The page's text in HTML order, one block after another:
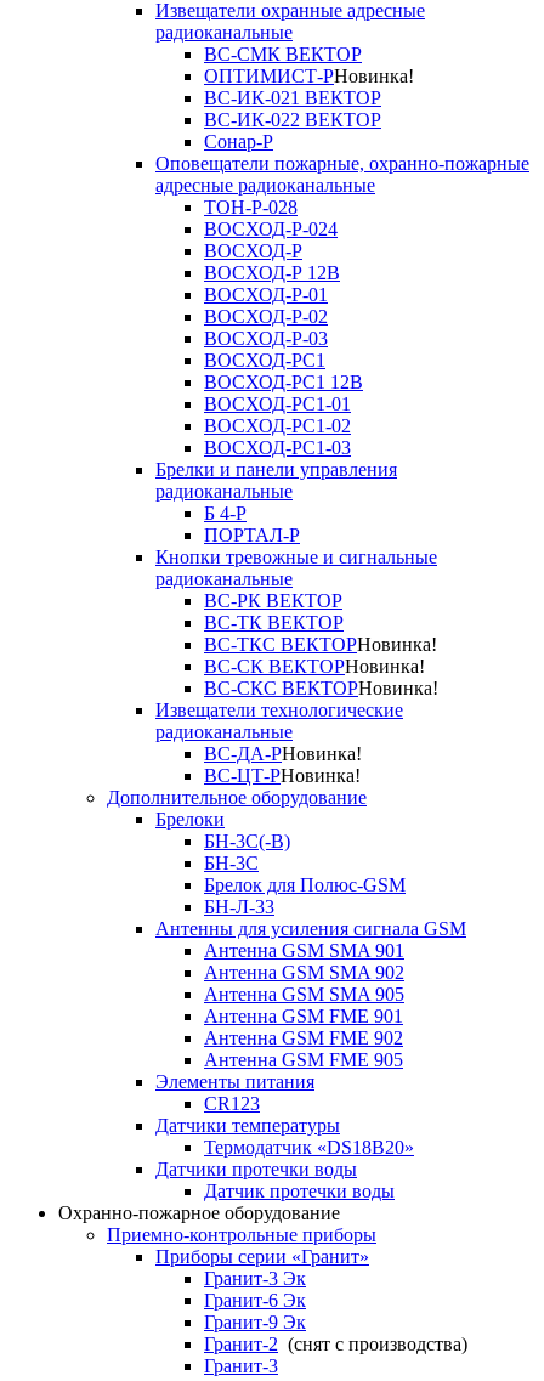
Извещатели охранные адресные
радиоканальные
ВС-СМК ВЕКТОР
ОПТИМИСТ-РНовинка!
ВС-ИК-021 ВЕКТОР
ВС-ИК-022 ВЕКТОР
Сонар-Р
Оповещатели пожарные, охранно-пожарные
адресные радиоканальные
ТОН-Р-028
ВОСХОД-Р-024
ВОСХОД-Р
ВОСХОД-Р 12В
ВОСХОД-Р-01
ВОСХОД-Р-02
ВОСХОД-Р-03
ВОСХОД-РС1
ВОСХОД-РС1 12В
ВОСХОД-РС1-01
ВОСХОД-РС1-02
ВОСХОД-РС1-03
Брелки и панели управления
радиоканальные
Б 4-Р
ПОРТАЛ-Р
Кнопки тревожные и сигнальные
радиоканальные
ВС-РК ВЕКТОР
ВС-ТК ВЕКТОР
ВС-ТКС ВЕКТОРНовинка!
ВС-СК ВЕКТОРНовинка!
ВС-СКС ВЕКТОРНовинка!
Извещатели технологические
радиоканальные
ВС-ДА-РНовинка!
ВС-ЦТ-РНовинка!
Дополнительное оборудование
Брелоки
БН-3С(-В)
БН-3С
Брелок для Полюс-GSM
БН-Л-33
Антенны для усиления сигнала GSM
Антенна GSM SMA 901
Антенна GSM SMA 902
Антенна GSM SMA 905
Антенна GSM FME 901
Антенна GSM FME 902
Антенна GSM FME 905
Элементы питания
CR123
Датчики температуры
Термодатчик «DS18B20»
Датчики протечки воды
Датчик протечки воды
Охранно-пожарное оборудование
Приемно-контрольные приборы
Приборы серии «Гранит»
Гранит-3 Эк
Гранит-6 Эк
Гранит-9 Эк
Гранит-2 (снят с производства)
Гранит-3